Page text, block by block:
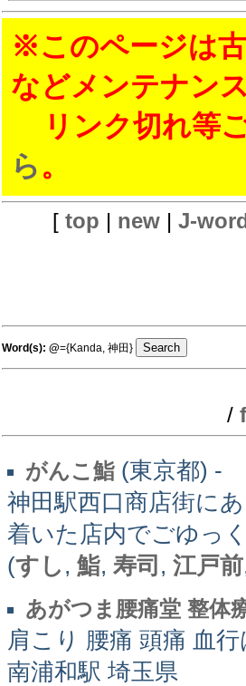
※このページは
などメンテナン
リンク切れ等
ら。
[ top | new| J-
Word(s): @={Kanda, 神田}
/
がんこ鮨 (東京都) -
神田駅西口商店街に
着いた店内でごゆっ
(すし , 鮨, 寿司 , 江戸前
あがつま腰痛堂 整体
肩こり 腰痛 頭痛 血
南浦和駅 埼玉県